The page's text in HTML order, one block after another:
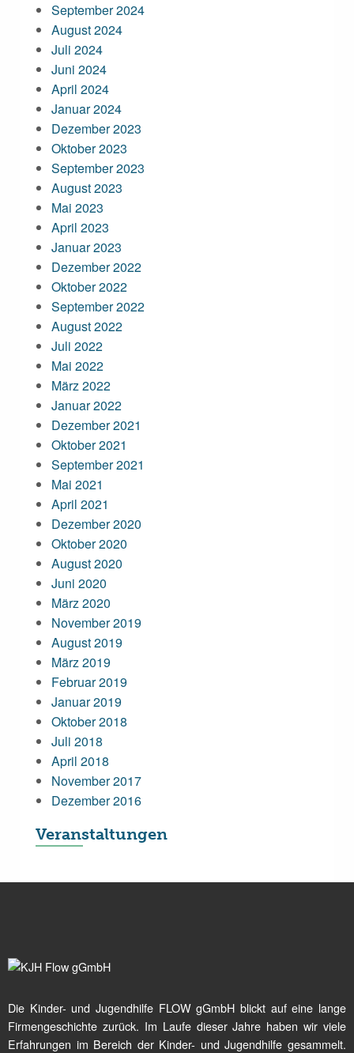
September 2024
August 2024
Juli 2024
Juni 2024
April 2024
Januar 2024
Dezember 2023
Oktober 2023
September 2023
August 2023
Mai 2023
April 2023
Januar 2023
Dezember 2022
Oktober 2022
September 2022
August 2022
Juli 2022
Mai 2022
März 2022
Januar 2022
Dezember 2021
Oktober 2021
September 2021
Mai 2021
April 2021
Dezember 2020
Oktober 2020
August 2020
Juni 2020
März 2020
November 2019
August 2019
März 2019
Februar 2019
Januar 2019
Oktober 2018
Juli 2018
April 2018
November 2017
Dezember 2016
Veranstaltungen
Die Kinder- und Jugendhilfe FLOW gGmbH blickt auf eine lange
Firmengeschichte zurück. Im Laufe dieser Jahre haben wir viele
Erfahrungen im Bereich der Kinder- und Jugendhilfe gesammelt.